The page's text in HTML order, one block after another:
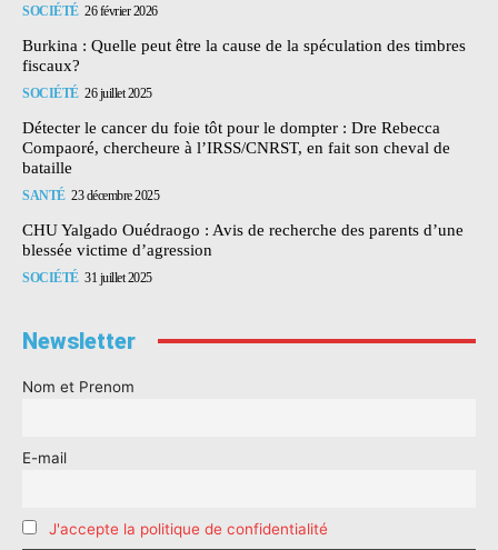
SOCIÉTÉ 26 février 2026
Burkina : Quelle peut être la cause de la spéculation des timbres
fiscaux?
SOCIÉTÉ 26 juillet 2025
Détecter le cancer du foie tôt pour le dompter : Dre Rebecca
Compaoré, chercheure à l’IRSS/CNRST, en fait son cheval de
bataille
SANTÉ 23 décembre 2025
CHU Yalgado Ouédraogo : Avis de recherche des parents d’une
blessée victime d’agression
SOCIÉTÉ 31 juillet 2025
Newsletter
Nom et Prenom
E-mail
J'accepte la politique de confidentialité